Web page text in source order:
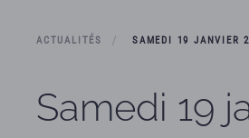
ACTUALITÉS SAMEDI 19 JANVIER
Samedi 19